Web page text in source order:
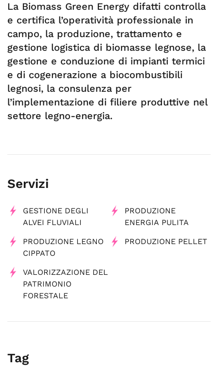
La Biomass Green Energy difatti controlla
e certifica l’operatività professionale in
campo, la produzione, trattamento e
gestione logistica di biomasse legnose, la
gestione e conduzione di impianti termici
e di cogenerazione a biocombustibili
legnosi, la consulenza per
l’implementazione di filiere produttive nel
settore legno-energia.
Servizi
GESTIONE DEGLI
ALVEI FLUVIALI
PRODUZIONE
ENERGIA PULITA
PRODUZIONE LEGNO
CIPPATO
PRODUZIONE PELLET
VALORIZZAZIONE DEL
PATRIMONIO
FORESTALE
Tag